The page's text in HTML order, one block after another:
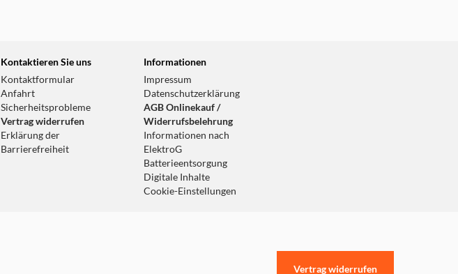
Kontaktieren Sie uns
Kontaktformular
Anfahrt
Sicherheitsprobleme
Vertrag widerrufen
Erklärung der
Barrierefreiheit
Informationen
Impressum
Datenschutzerklärung
AGB Onlinekauf /
Widerrufsbelehrung
Informationen nach
ElektroG
Batterieentsorgung
Digitale Inhalte
Cookie-Einstellungen
Vertrag widerrufen